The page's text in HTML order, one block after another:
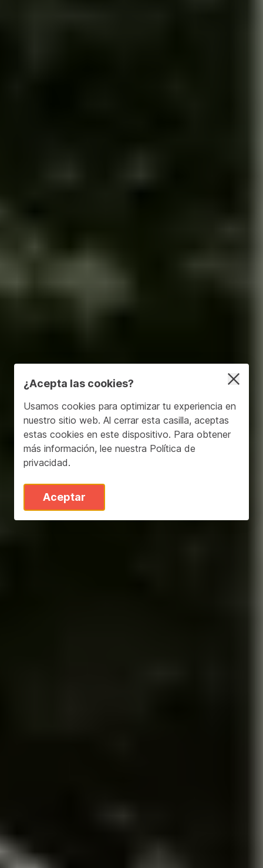
¿Acepta las cookies?
Usamos cookies para optimizar tu experiencia en
nuestro sitio web. Al cerrar esta casilla, aceptas
estas cookies en este dispositivo. Para obtener
más información, lee nuestra Política de
privacidad.
Aceptar